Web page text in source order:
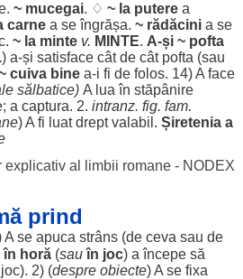
~ mucegai. ♢ ~ la puterea
carnea seîngrășa. ~ rădăcini a se
. ~ la minte v. MINTE. A-și ~ pofta
) a-și satisfacecât de cât pofta (sau
cuiva binea-i fi de folos. 14) A face
sălbatice) A lua în stăpânire
; a captura. 2. intranz. fig. fam.
) A fi luat drept valabil . Șireteniaa
explicativ al limbii romane - NODEX
prind
A se apuca strâns(de ceva sau de
în horă(sau în joc) aîncepesă
joc). 2) (despre obiecte) A se fixa